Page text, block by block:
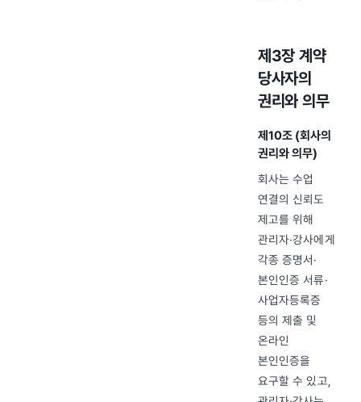
제3장 계약
당사자의
권리와 의무
제10조 (회사의
권리와 의무)
회사는 수업
연결의 신뢰도
제고를 위해
관리자·강사에게
각종 증명서·
본인인증 서류·
사업자등록증
등의 제출 및
온라인
본인인증을
요구할 수 있고,